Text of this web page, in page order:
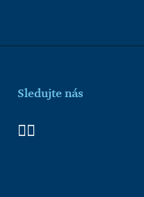
Sledujte nás